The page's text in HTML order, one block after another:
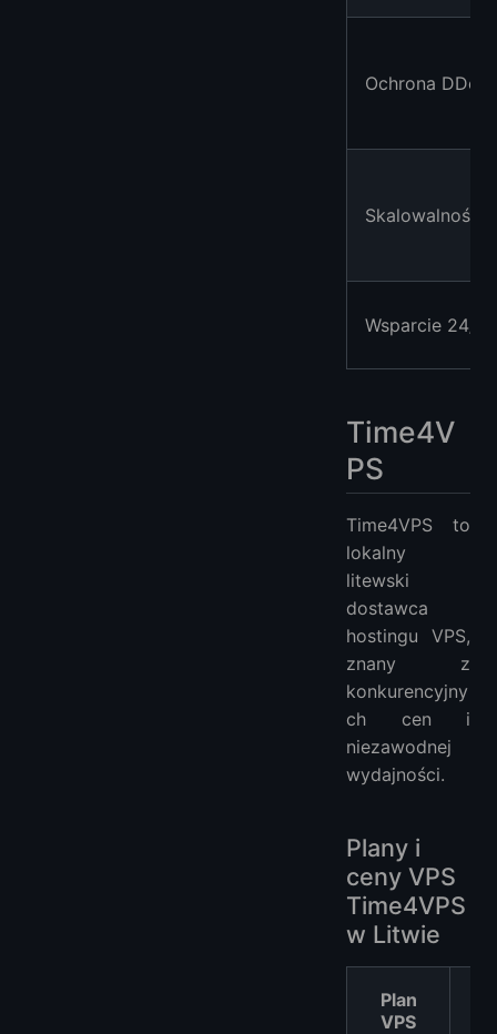
Ochrona DDoS
Skalowalność
Wsparcie 24/7
Time4V
PS
Time4VPS to
lokalny
litewski
dostawca
hostingu VPS,
znany z
konkurencyjny
ch cen i
niezawodnej
wydajności.
Plany i
ceny VPS
Time4VPS
w Litwie
Plan
VPS